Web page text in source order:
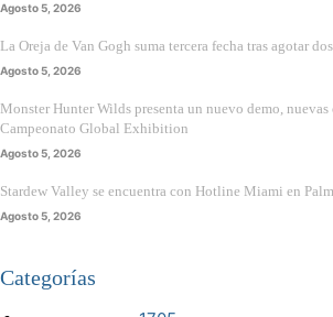
Agosto 5, 2026
La Oreja de Van Gogh suma tercera fecha tras agotar
Agosto 5, 2026
Monster Hunter Wilds presenta un nuevo demo,
Campeonato Global Exhibition
Agosto 5, 2026
Stardew Valley se encuentra con Hotline Miami en
Agosto 5, 2026
Categorías